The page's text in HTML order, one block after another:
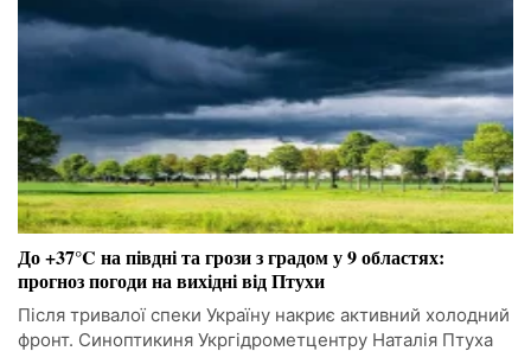
До +37°C на півдні та грози з градом у 9 областях:
прогноз погоди на вихідні від Птухи
Після тривалої спеки Україну накриє активний холодний
фронт. Синоптикиня Укргідрометцентру Наталія Птуха